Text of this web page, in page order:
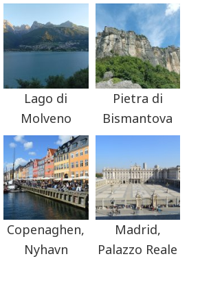
Lago di
Molveno
Pietra di
Bismantova
Copenaghen,
Nyhavn
Madrid,
Palazzo Reale